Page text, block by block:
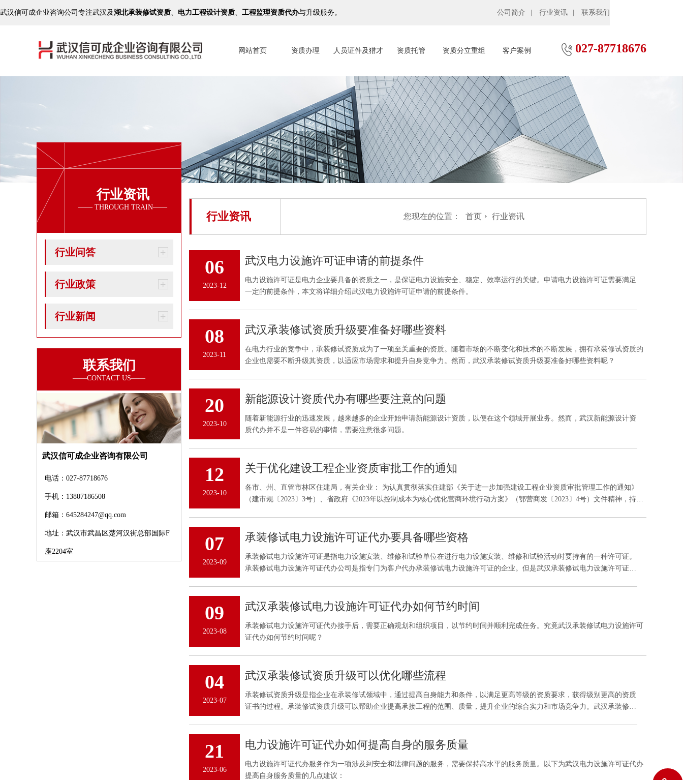
武汉信可成企业咨询公司专注武汉及湖北承装修试资质、 电力工程设计资质、 工程监理资质代办与升级服务。 公司简介 行业资讯 联系我们
027-87718676
网站首页 资质办理 人员证件及猎才 资质托管 资质分立重组 客户案例
行业资讯
行业问答
行业政策
行业新闻
联系我们
武汉信可成企业咨询有限公司
电话：027-87718676
手机：13807186508
邮箱：645284247@qq.com
地址：武汉市武昌区楚河汉街总部国际F
座2204室
行业资讯 您现在的位置： 首页 行业资讯
06
2023-12
武汉电力设施许可证申请的前提条件
电力设施许可证是电力企业要具备的资质之一，是保证电力设施安全、稳定、效率运行的关键。申请电力设施许可证需要满足
一定的前提条件，本文将详细介绍武汉电力设施许可证申请的前提条件。
08
2023-11
武汉承装修试资质升级要准备好哪些资料
在电力行业的竞争中，承装修试资质成为了一项至关重要的资质。随着市场的不断变化和技术的不断发展，拥有承装修试资质的
企业也需要不断升级其资质，以适应市场需求和提升自身竞争力。然而，武汉承装修试资质升级要准备好哪些资料呢？
20
2023-10
新能源设计资质代办有哪些要注意的问题
随着新能源行业的迅速发展，越来越多的企业开始申请新能源设计资质，以便在这个领域开展业务。然而，武汉新能源设计资
质代办并不是一件容易的事情，需要注意很多问题。
12
2023-10
关于优化建设工程企业资质审批工作的通知
各市、州、直管市林区住建局，有关企业： 为认真贯彻落实住建部《关于进一步加强建设工程企业资质审批管理工作的通知》
（建市规〔2023〕3号）、省政府《2023年以控制成本为核心优化营商环境行动方案》（鄂营商发〔2023〕4号）文件精神，持续
07
2023-09
承装修试电力设施许可证代办要具备哪些资格
承装修试电力设施许可证是指电力设施安装、维修和试验单位在进行电力设施安装、维修和试验活动时要持有的一种许可证。
承装修试电力设施许可证代办公司是指专门为客户代办承装修试电力设施许可证的企业。但是武汉承装修试电力设施许可证代
09
2023-08
武汉承装修试电力设施许可证代办如何节约时间
承装修试电力设施许可证代办接手后，需要正确规划和组织项目，以节约时间并顺利完成任务。究竟武汉承装修试电力设施许可
证代办如何节约时间呢？
04
2023-07
武汉承装修试资质升级可以优化哪些流程
承装修试资质升级是指企业在承装修试领域中，通过提高自身能力和条件，以满足更高等级的资质要求，获得级别更高的资质
证书的过程。承装修试资质升级可以帮助企业提高承接工程的范围、质量，提升企业的综合实力和市场竞争力。武汉承装修试
21
2023-06
电力设施许可证代办如何提高自身的服务质量
电力设施许可证代办服务作为一项涉及到安全和法律问题的服务，需要保持高水平的服务质量。以下为武汉电力设施许可证代办
提高自身服务质量的几点建议：